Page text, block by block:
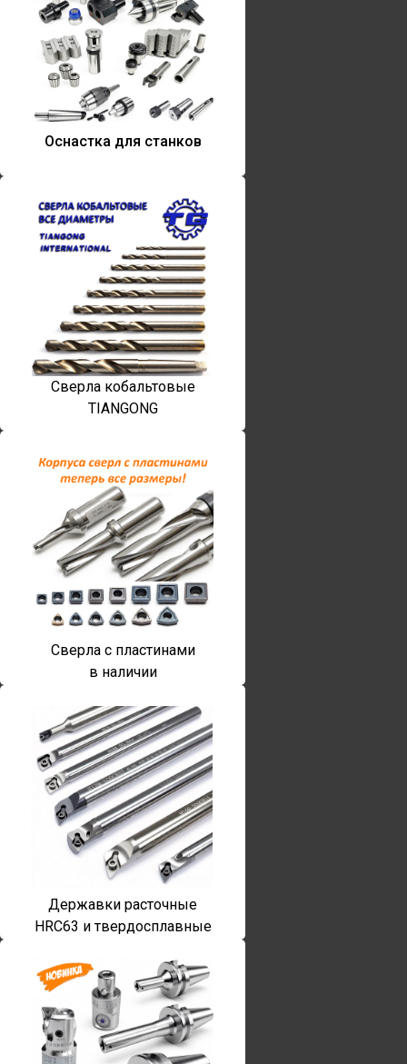
Оснастка для станков
Сверла кобальтовые
TIANGONG
Сверла с пластинами
в наличии
Державки расточные
HRC63 и твердосплавные